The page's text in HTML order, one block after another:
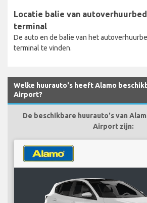
Locatie balie van
terminal
De auto en de balie van het
terminal te vinden.
Welke huurauto's heeft Alamo
Airport?
De beschikbare huurauto's van
Airport zijn: